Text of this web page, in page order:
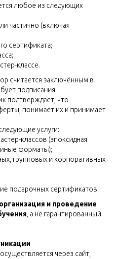
любое из следующих
частично (включая
сертификата;
классе.
считается заключённым в
подписания.
подтверждает, что
понимает их и принимает
услуги:
классов (эпоксидная
иные форматы);
групповых и корпоративных
подарочных сертификатов.
организация и проведение
, а не гарантированный
через сайт,